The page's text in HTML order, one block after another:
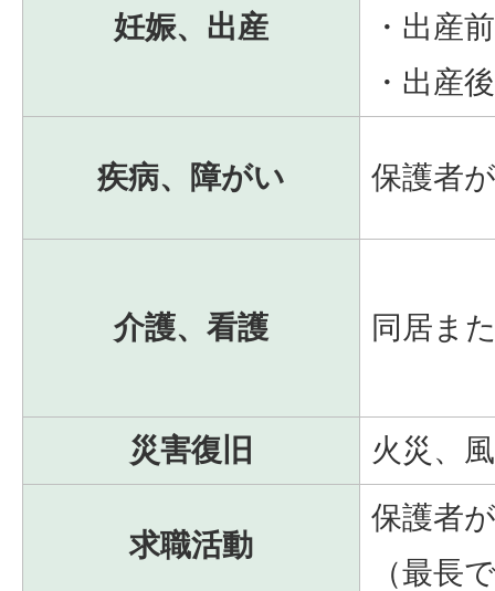
妊娠、出産
・出産
・出産
疾病、障がい 保護者
介護、看護 同居ま
災害復旧 火災、
求職活動
保護者
（最長